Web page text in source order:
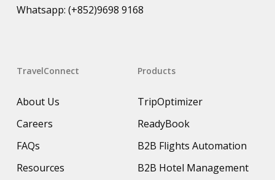
Whatsapp: (+852)9698 9168
TravelConnect
About Us
Careers
FAQs
Resources
Products
TripOptimizer
ReadyBook
B2B Flights Automation
B2B Hotel Management